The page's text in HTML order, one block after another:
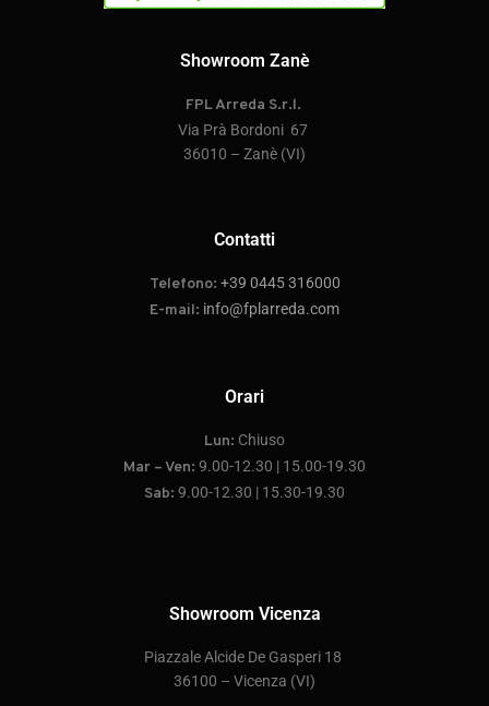
Showroom Zanè
FPL Arreda S.r.l.
Via Prà Bordoni 67
36010 – Zanè (VI)
Contatti
Telefono: +39 0445 316000
E-mail: info@fplarreda.com
Orari
Lun: Chiuso
Mar – Ven: 9.00-12.30 | 15.00-19.30
Sab: 9.00-12.30 | 15.30-19.30
Showroom Vicenza
Piazzale Alcide De Gasperi 18
36100 – Vicenza (VI)